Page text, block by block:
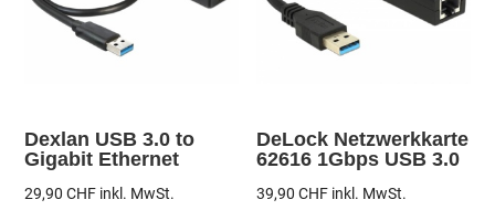
Dexlan USB 3.0 to
Gigabit Ethernet
29,90CHF inkl. MwSt.
DeLock Netzwerkkarte
62616 1Gbps USB 3.0
39,90CHF inkl. MwSt.